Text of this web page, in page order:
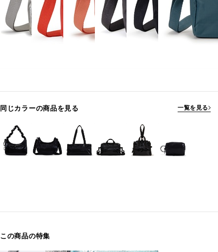
同じカラーの商品を見る 一覧を見る
この商品の特集